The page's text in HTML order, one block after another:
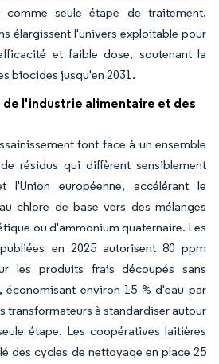
seule étape de traitement.
élargissent l'univers exploitable pour
et faible dose, soutenant la
biocides jusqu'en 2031.
de l'industrie alimentaire et des
font face à un ensemble
résidus qui diffèrent sensiblement
l'Union européenne, accélérant le
chlore de base vers des mélanges
ou d'ammonium quaternaire. Les
en 2025 autorisent 80 ppm
les produits frais découpés sans
économisant environ 15 % d'eau par
transformateurs à standardiser autour
étape. Les coopératives laitières
des cycles de nettoyage en place 25